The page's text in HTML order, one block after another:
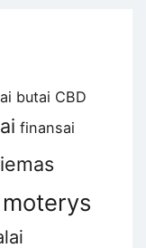
butai CBD
finansai
moterys